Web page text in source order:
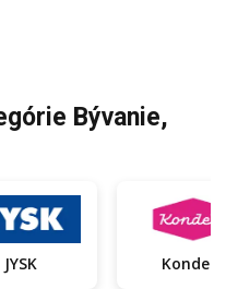
Bývanie,
JYSK Kondela